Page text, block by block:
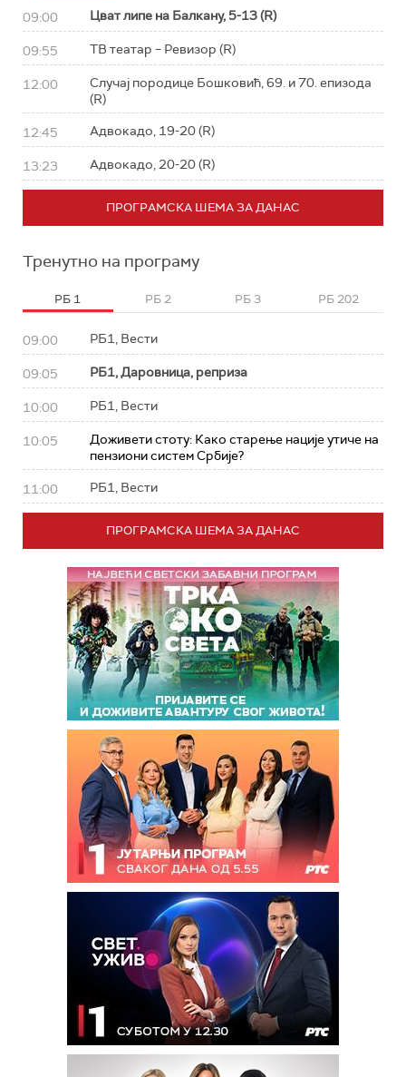
09:00 Цват липе на Балкану, 5-13 (R)
09:55 ТВ театар – Ревизор (R)
12:00
Случај породице Бошковић, 69. и 70. епизода
(R)
12:45 Адвокадо, 19-20 (R)
13:23 Адвокадо, 20-20 (R)
ПРОГРАМСКА ШЕМА ЗА ДАНАС
Тренутно на програму
РБ 1 РБ 2 РБ 3 РБ 202
09:00 РБ1, Вести
09:05 РБ1, Даровница, реприза
10:00 РБ1, Вести
10:05
Доживети стоту: Како старење нације утиче на
пензиони систем Србије?
11:00 РБ1, Вести
ПРОГРАМСКА ШЕМА ЗА ДАНАС